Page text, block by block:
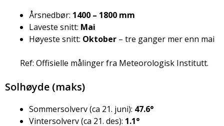
Årsnedbør: 1400 – 1800 mm
Laveste snitt: Mai
Høyeste snitt: Oktober – tre ganger mer enn mai
Ref: Offisielle målinger fra Meteorologisk Institutt.
Solhøyde (maks)
Sommersolverv (ca 21. juni): 47.6°
Vintersolverv (ca 21. des): 1.1°